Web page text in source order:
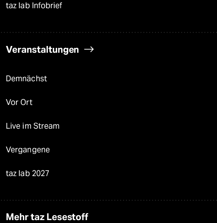
taz lab Infobrief
Veranstaltungen
Demnächst
Vor Ort
Live im Stream
Vergangene
taz lab 2027
Mehr taz Lesestoff